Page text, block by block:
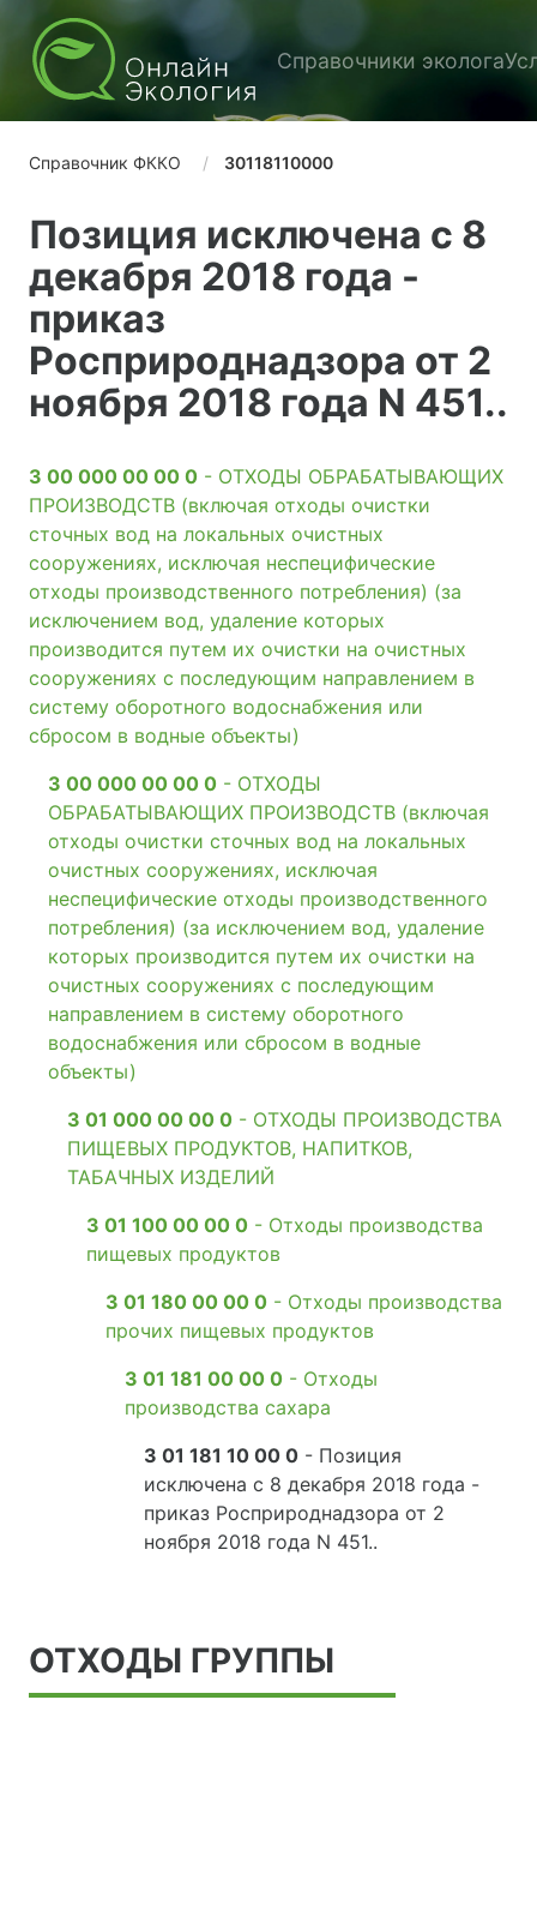
Справочники эколога
Справочник ФККО 30118110000
Позиция исключена с 8
декабря 2018 года -
приказ
Росприроднадзора от 2
ноября 2018 года N 451..
3 00 000 00 00 0 - ОТХОДЫ ОБРАБАТЫВАЮЩИХ
ПРОИЗВОДСТВ (включая отходы очистки
сточных вод на локальных очистных
сооружениях, исключая неспецифические
отходы производственного потребления) (за
исключением вод, удаление которых
производится путем их очистки на очистных
сооружениях с последующим направлением в
систему оборотного водоснабжения или
сбросом в водные объекты)
3 00 000 00 00 0 - ОТХОДЫ
ОБРАБАТЫВАЮЩИХ ПРОИЗВОДСТВ (включая
отходы очистки сточных вод на локальных
очистных сооружениях, исключая
неспецифические отходы производственного
потребления) (за исключением вод, удаление
которых производится путем их очистки на
очистных сооружениях с последующим
направлением в систему оборотного
водоснабжения или сбросом в водные
объекты)
3 01 000 00 00 0 - ОТХОДЫ ПРОИЗВОДСТВА
ПИЩЕВЫХ ПРОДУКТОВ, НАПИТКОВ,
ТАБАЧНЫХ ИЗДЕЛИЙ
3 01 100 00 00 0 - Отходы производства
пищевых продуктов
3 01 180 00 00 0 - Отходы производства
прочих пищевых продуктов
3 01 181 00 00 0 - Отходы
производства сахара
3 01 181 10 00 0 - Позиция
исключена с 8 декабря 2018 года -
приказ Росприроднадзора от 2
ноября 2018 года N 451..
ОТХОДЫ ГРУППЫ